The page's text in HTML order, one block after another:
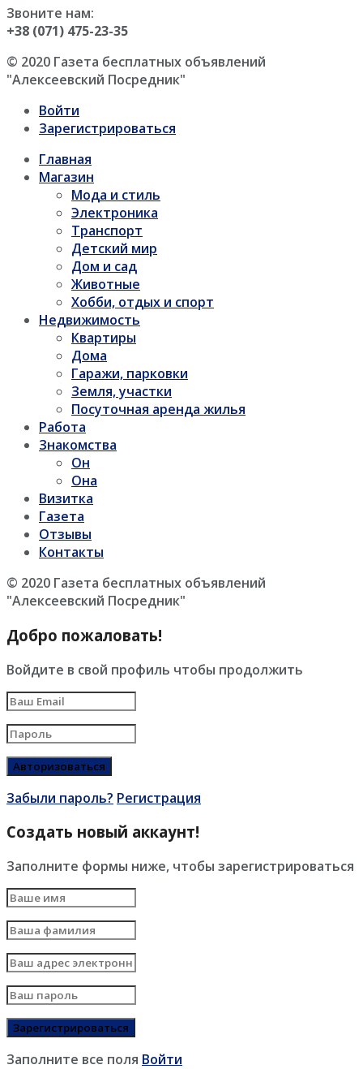
Звоните нам:
+38 (071) 475-23-35
© 2020 Газета бесплатных объявлений
"Алексеевский Посредник"
Войти
Зарегистрироваться
Главная
Магазин
Мода и стиль
Электроника
Транспорт
Детский мир
Дом и сад
Животные
Хобби, отдых и спорт
Недвижимость
Квартиры
Дома
Гаражи, парковки
Земля, участки
Посуточная аренда жилья
Работа
Знакомства
Он
Она
Визитка
Газета
Отзывы
Контакты
© 2020 Газета бесплатных объявлений
"Алексеевский Посредник"
Добро пожаловать!
Войдите в свой профиль чтобы продолжить
Забыли пароль? Регистрация
Создать новый аккаунт!
Заполните формы ниже, чтобы зарегистрироваться
Заполните все поля Войти